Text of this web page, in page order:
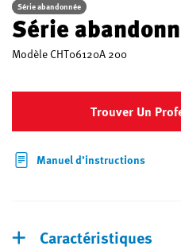
Série abandonnée
Série
Modèle CHT06120A 200
Trouver Un
Manuel d’instructions
Caractéristiques